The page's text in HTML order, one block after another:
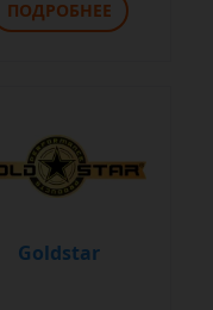
ПОДРОБНЕЕ
Goldstar